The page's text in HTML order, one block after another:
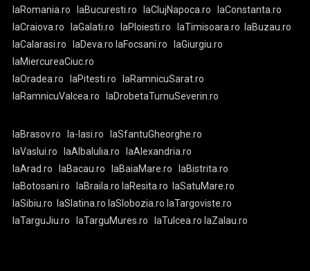
laRomania.ro laBucuresti.ro laClujNapoca.ro
laConstanta.ro
laCraiova.ro
laGalati.ro laPloiesti.ro laTimisoara.ro
laBuzau.ro
laCalarasi.ro
laDeva.ro laFocsani.ro
laGiurgiu.ro
laMiercureaCiuc.ro
laOradea.ro
laPitesti.ro
laRamnicuSarat.ro
laRamnicuValcea.ro
laDrobetaTurnuSeverin.ro
laBrasov.ro la-Iasi.ro
laSfantuGheorghe.ro
laVaslui.ro
laAlbaIulia.ro
laAlexandria.ro
laArad.ro
laBacau.ro laBaiaMare.ro
laBistrita.ro
laBotosani.ro
laBraila.ro laResita.ro
laSatuMare.ro
laSibiu.ro
laSlatina.ro laSlobozia.ro laTargoviste.ro
laTarguJiu.ro
laTarguMures.ro laTulcea.ro laZalau.ro